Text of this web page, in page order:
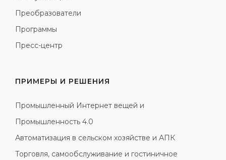
Преобразователи
Программы
Пресс-центр
ПРИМЕРЫ И РЕШЕНИЯ
Промышленный Интернет вещей и
Промышленность 4.0
Автоматизация в сельском хозяйстве и АПК
Торговля, самообслуживание и гостиничное